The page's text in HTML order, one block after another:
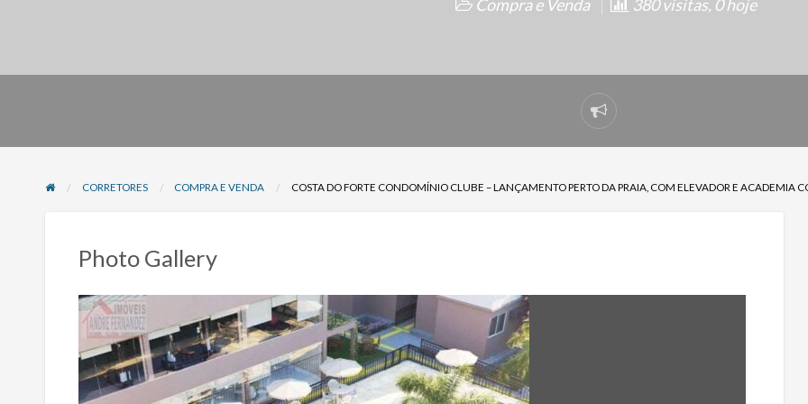
Compra e Venda 380 visitas, 0 hoje
Denunciar
problema
CORRETORES COMPRA E VENDA COSTA DO FORTE CONDOMÍNIO CLUBE – LANÇAMENTO PERTO DA PRAIA, COM ELEVADOR E ACADEMIA
Photo Gallery